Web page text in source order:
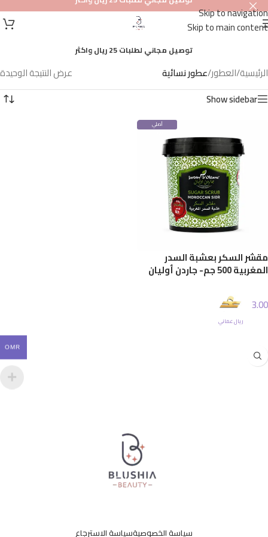
Skip to navigation
Skip to main content
توصيل مجاني لطلبات 25 ريال واكثر
الرئيسية/العطور/عطور نسائية
عرض النتيجة الوحيدة
Show sidebar
أصلي
مقشر السكر بعشبة السدر
المغربية 500 جم- جاردن أوليان
3.00
ريال عماني
سياسة الخصوصيةسياسة الاسترجاع
OMR